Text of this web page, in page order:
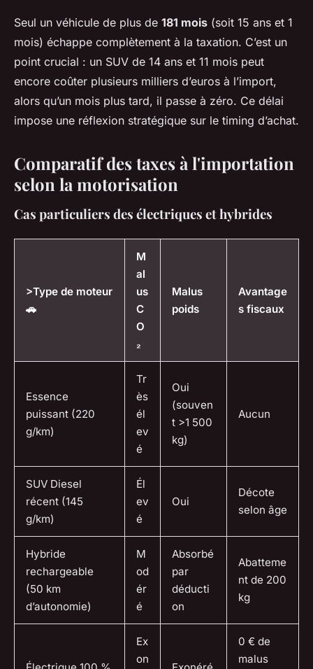
Seul un véhicule de plus de 181 mois (soit 15 ans et 1
mois) échappe complètement à la taxation. C’est un
point crucial : un SUV de 14 ans et 11 mois peut
encore coûter plusieurs milliers d’euros à l’import,
alors qu’un mois plus tard, il passe à zéro. Ce délai
impose une réflexion stratégique sur le timing d’achat.
Comparatif des taxes à l'importation
selon la motorisation
Cas particuliers des électriques et hybrides
>Type de moteur
🚗
M
al
us
C
O
₂
Malus
poids
Avantage
s fiscaux
Essence
puissant (220
g/km)
Tr
ès
él
ev
é
Oui
(souven
t >1 500
kg)
Aucun
SUV Diesel
récent (145
g/km)
Él
ev
é
Oui
Décote
selon âge
Hybride
rechargeable
(50 km
d’autonomie)
M
od
ér
é
Absorbé
par
déducti
on
Abatteme
nt de 200
kg
Ex
on
0 € de
malus